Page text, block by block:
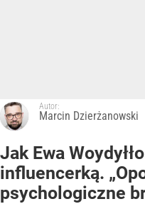
Autor:
Marcin Dzierżanowski
Jak Ewa
influencerką.
psychologiczne